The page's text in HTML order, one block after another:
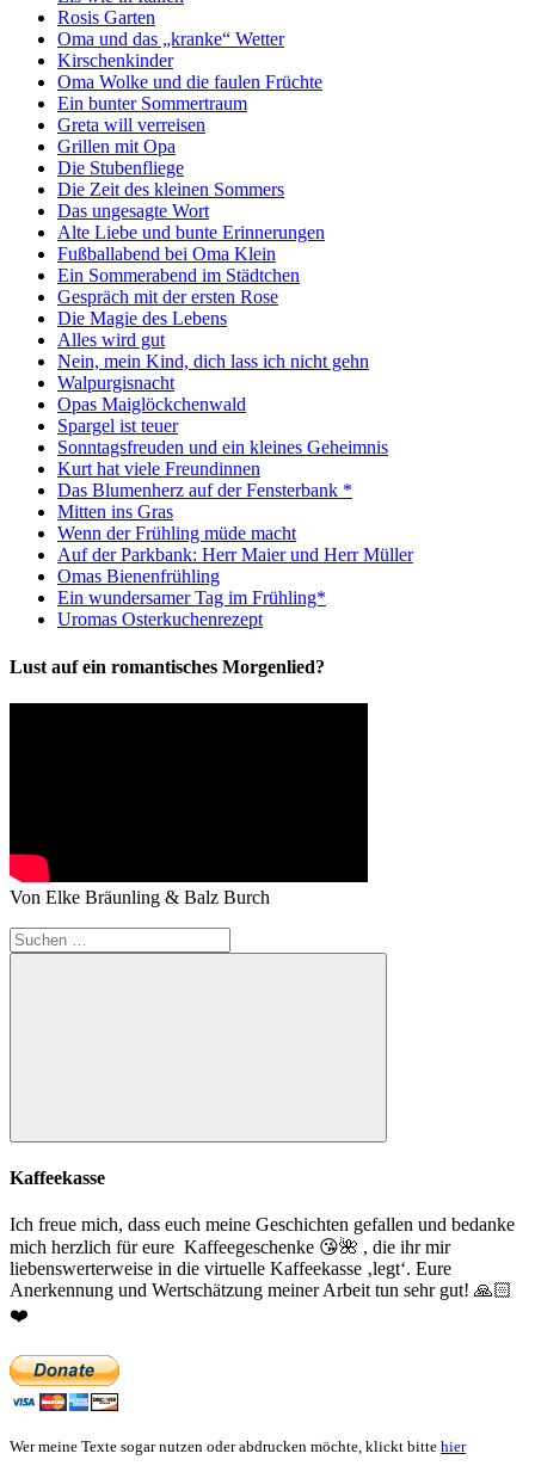
Rosis Garten
Oma und das „kranke“ Wetter
Kirschenkinder
Oma Wolke und die faulen Früchte
Ein bunter Sommertraum
Greta will verreisen
Grillen mit Opa
Die Stubenfliege
Die Zeit des kleinen Sommers
Das ungesagte Wort
Alte Liebe und bunte Erinnerungen
Fußballabend bei Oma Klein
Ein Sommerabend im Städtchen
Gespräch mit der ersten Rose
Die Magie des Lebens
Alles wird gut
Nein, mein Kind, dich lass ich nicht gehn
Walpurgisnacht
Opas Maiglöckchenwald
Spargel ist teuer
Sonntagsfreuden und ein kleines Geheimnis
Kurt hat viele Freundinnen
Das Blumenherz auf der Fensterbank *
Mitten ins Gras
Wenn der Frühling müde macht
Auf der Parkbank: Herr Maier und Herr Müller
Omas Bienenfrühling
Ein wundersamer Tag im Frühling*
Uromas Osterkuchenrezept
Lust auf ein romantisches Morgenlied?
Von Elke Bräunling & Balz Burch
Suchen
nach:
Suchen
Kaffeekasse
Ich freue mich, dass euch meine Geschichten gefallen und bedanke
mich herzlich für eure Kaffeegeschenke 😘🌺 , die ihr mir
liebenswerterweise in die virtuelle Kaffeekasse ‚legt‘. Eure
Anerkennung und Wertschätzung meiner Arbeit tun sehr gut! 🙏🏻
❤️
Wer meine Texte sogar nutzen oder abdrucken möchte, klickt bitte hier